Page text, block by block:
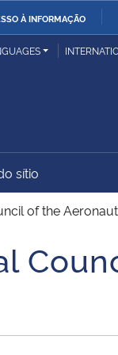
À INFORMAÇÃO
Relações
Geral da
do Brasil
sítio
of the